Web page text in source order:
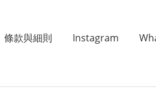
條款與細則 Instagram